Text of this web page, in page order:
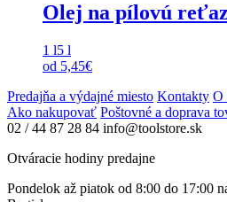
Olej na pílovú
1 l5 l
od 5,45€
Predajňa a výdajné miesto Kontakty O
Ako nakupovať Poštovné a doprava
02 / 44 87 28 84 info@toolstore.sk
Otváracie hodiny predajne
Pondelok až piatok od 8:00 do 17:00